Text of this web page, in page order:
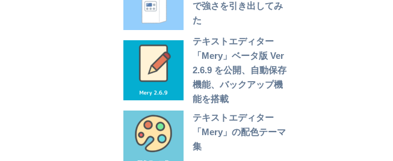
で強さを引き出してみ
た
テキストエディター
「Mery」ベータ版 Ver
2.6.9 を公開、自動保存
機能、バックアップ機
能を搭載
テキストエディター
「Mery」の配色テーマ
集